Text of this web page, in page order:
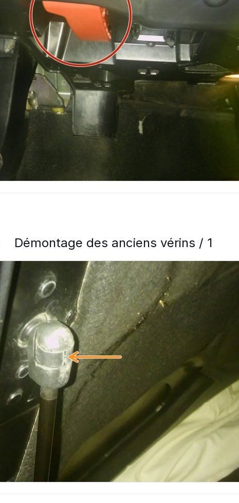
Démontage des anciens vérins / 1